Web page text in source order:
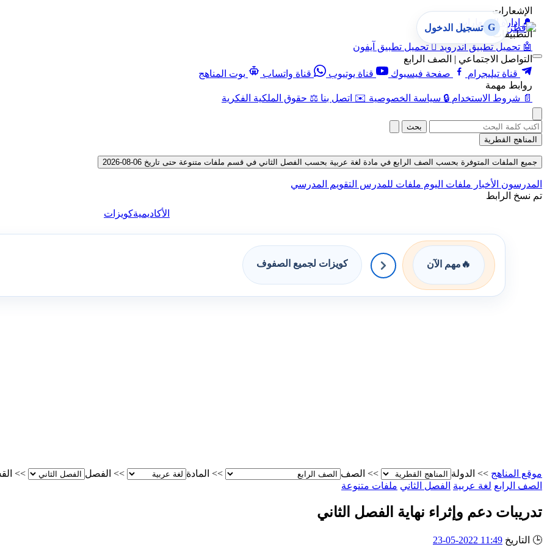
الإشعارات
🔔 إدارة الإشعارات
التطبيقات
🤖 تحميل تطبيق أندرويد  تحميل تطبيق آيفون
التواصل الاجتماعي | الصف الرابع
قناة تيليجرام
صفحة فيسبوك قناة يوتيوب قناة واتساب
بوت المناهج
روابط مهمة
📄 شروط الاستخدام 🔒 سياسة الخصوصية ✉️ اتصل بنا ⚖️ حقوق الملكية الفكرية
G تسجيل الدخول
بحث
المناهج القطرية
جميع الملفات المتوفرة بحسب الصف الرابع في مادة لغة عربية بحسب الفصل الثاني في قسم ملفات متنوعة حتى تاريخ 06-08-2026
المدرسون الأخبار ملفات اليوم ملفات للمدرس التقويم المدرسي
تم نسخ الرابط
الأكاديميةكويزات
🔥 مهم الآن كويزات لجميع الصفوف
موقع المناهج >> الدولة >> الصف >> المادة >> الفصل >>
الصف الرابع لغة عربية الفصل الثاني ملفات متنوعة
تدريبات دعم وإثراء نهاية الفصل الثاني
🕒 التاريخ 11:49 2022-05-23